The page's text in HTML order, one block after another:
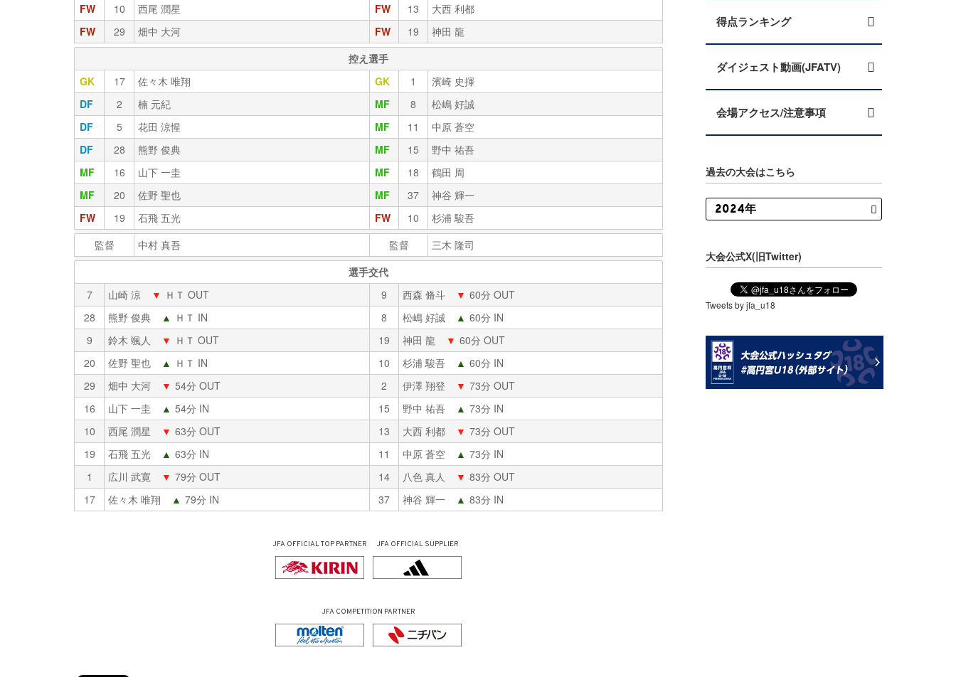
FW
10 西尾 潤星 FW 13
大西 利都
FW
29 畑中 大河 FW 19
神田 龍
控え選手
GK
17 佐々木 唯翔 GK 1
濱崎 史揮
DF
2 楠 元紀 MF 8
松嶋 好誠
DF
5 花田 涼惺 MF 11
中原 蒼空
DF
28 熊野 俊典 MF 15
野中 祐吾
MF
16 山下 一圭 MF 18
鶴田 周
MF
20 佐野 聖也 MF 37
神谷 輝一
FW
19 石飛 五光 FW 10
杉浦 駿吾
監督
中村 真吾 監督
三木 隆司
選手交代
7
山崎 涼 ▼ ＨＴ OUT 9 西森 脩斗 ▼ 60分 OUT
28
熊野 俊典 ▲ ＨＴ IN 8 松嶋 好誠 ▲ 60分 IN
9
鈴木 颯人 ▼ ＨＴ OUT 19 神田 龍 ▼ 60分 OUT
20
佐野 聖也 ▲ ＨＴ IN 10 杉浦 駿吾 ▲ 60分 IN
29
畑中 大河 ▼ 54分 OUT 2 伊澤 翔登 ▼ 73分 OUT
16
山下 一圭 ▲ 54分 IN 15 野中 祐吾 ▲ 73分 IN
10
西尾 潤星 ▼ 63分 OUT 13 大西 利都 ▼ 73分 OUT
19
石飛 五光 ▲ 63分 IN 11 中原 蒼空 ▲ 73分 IN
1
広川 武寛 ▼ 79分 OUT 14 八色 真人 ▼ 83分 OUT
17
佐々木 唯翔 ▲ 79分 IN 37 神谷 輝一 ▲ 83分 IN
JFA OFFICIALTOP PARTNER JFA OFFICIAL SUPPLIER
JFA COMPETITION PARTNER
得点ランキング
ダイジェスト動画(JFATV)
会場アクセス/注意事項
過去の大会はこちら
大会公式X(旧Twitter)
Tweets by jfa_u18